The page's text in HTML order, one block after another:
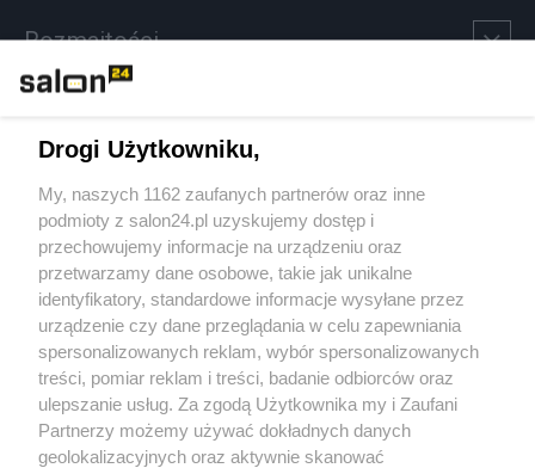
Rozmaitości
Sport
Społeczeństwo
Kultura
X Facebook Instagram Youtube
Drogi Użytkowniku,
My, naszych 1162 zaufanych partnerów oraz inne
podmioty z salon24.pl uzyskujemy dostęp i
przechowujemy informacje na urządzeniu oraz
przetwarzamy dane osobowe, takie jak unikalne
identyfikatory, standardowe informacje wysyłane przez
urządzenie czy dane przeglądania w celu zapewniania
spersonalizowanych reklam, wybór spersonalizowanych
treści, pomiar reklam i treści, badanie odbiorców oraz
ulepszanie usług. Za zgodą Użytkownika my i Zaufani
Partnerzy możemy używać dokładnych danych
geolokalizacyjnych oraz aktywnie skanować